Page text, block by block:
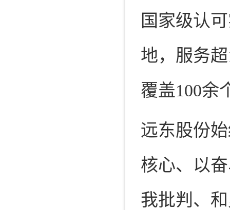
国家级认
地，服务
覆盖100余
远东股份
核心、以
我批判、